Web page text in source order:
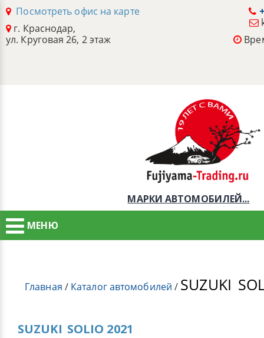
Посмотреть офис на карте
г. Краснодар,
ул. Круговая 26, 2 этаж
МАРКИ АВТОМОБИЛЕЙ...
МЕНЮ
Главная / Каталог автомобилей / SUZUKI
SUZUKI SOLIO 2021